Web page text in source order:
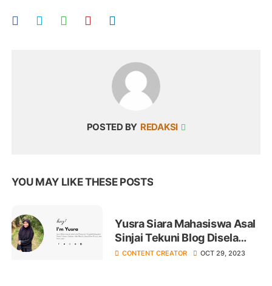
POSTED BY REDAKSI
YOU MAY LIKE THESE POSTS
Yusra Siara Mahasiswa Asal
Sinjai Tekuni Blog Disela
Kesibukan Kuliah
CONTENT CREATOR OCT 29, 2023